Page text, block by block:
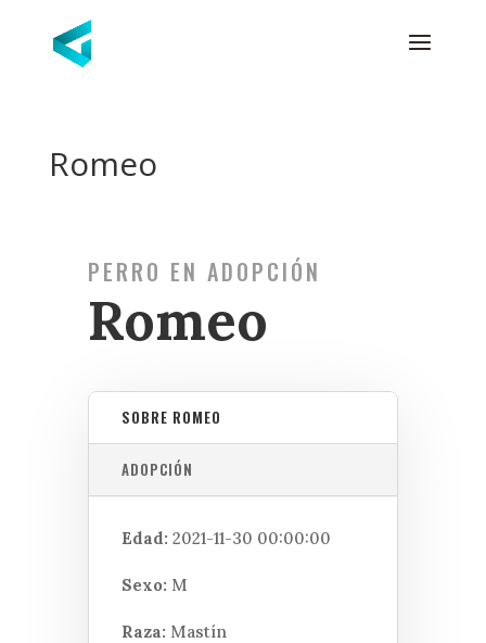
Romeo
PERRO EN ADOPCIÓN
Romeo
SOBRE ROMEO
ADOPCIÓN
Edad: 2021-11-30 00:00:00
Sexo: M
Raza: Mastín